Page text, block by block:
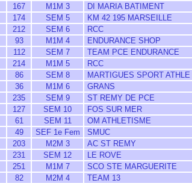
167 M1M 3 DI MARIA BATIMENT
174 SEM 5 KM 42 195 MARSEILLE
212 SEM 6 RCC
93 M1M 4 ENDURANCE SHOP
112 SEM 7 TEAM PCE ENDURANCE
214 M1M 5 RCC
86 SEM 8 MARTIGUES SPORT ATHLE
36 M1M 6 GRANS
235 SEM 9 ST REMY DE PCE
127 SEM 10 FOS SUR MER
61 SEM 11 OM ATHLETISME
49 SEF 1e Fem SMUC
203 M2M 3 AC ST REMY
231 SEM 12 LE ROVE
251 M1M 7 SCO STE MARGUERITE
82 M2M 4 TEAM 13